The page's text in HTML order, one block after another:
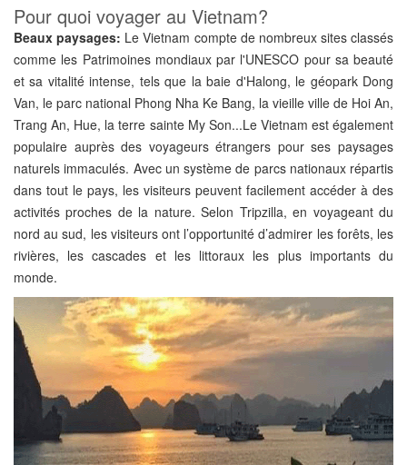
Pour quoi voyager au Vietnam?
Beaux paysages: Le Vietnam compte de nombreux sites classés
comme les Patrimoines mondiaux par l'UNESCO pour sa beauté
et sa vitalité intense, tels que la baie d'Halong, le géopark Dong
Van, le parc national Phong Nha Ke Bang, la vieille ville de Hoi An,
Trang An, Hue, la terre sainte My Son...Le Vietnam est également
populaire auprès des voyageurs étrangers pour ses paysages
naturels immaculés. Avec un système de parcs nationaux répartis
dans tout le pays, les visiteurs peuvent facilement accéder à des
activités proches de la nature. Selon Tripzilla, en voyageant du
nord au sud, les visiteurs ont l’opportunité d’admirer les forêts, les
rivières, les cascades et les littoraux les plus importants du
monde.